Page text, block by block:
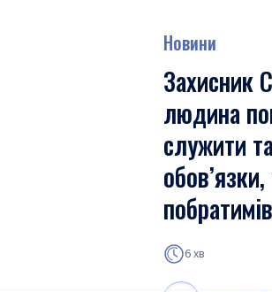
Новини
Захисник
людина
служити
6 хв